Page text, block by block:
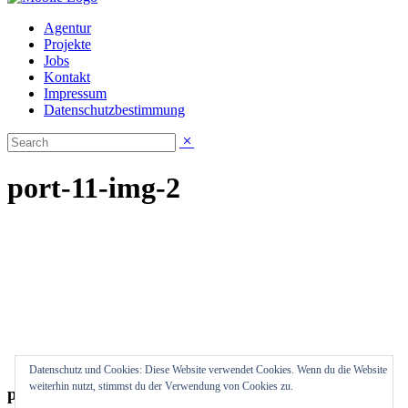
Datenschutz und Cookies: Diese Website verwendet Cookies. Wenn du die Website
weiterhin nutzt, stimmst du der Verwendung von Cookies zu.
Agentur
Projekte
Jobs
Kontakt
Impressum
Datenschutzbestimmung
port-11-img-2
port-11-img-2